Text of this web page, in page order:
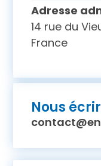
Adresse
14 rue du
France
Nous